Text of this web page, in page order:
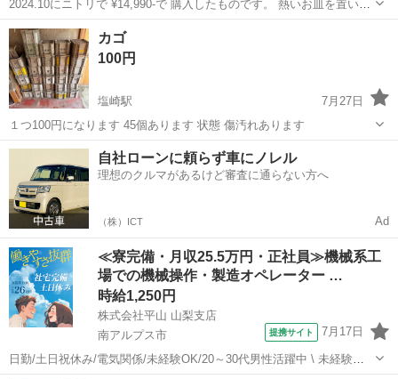
2024.10にニトリで ¥14,990-で 購入したものです。 熱いお皿を置いて
しまったため、光加減によっては お皿の底の跡が見えます。 気になる
方は テーブルクロスを敷いて使っても素敵です。
山梨 南アルプス市
カゴ
100円
塩崎駅
7月27日
１つ100円になります 45個あります 状態 傷汚れあります
山梨 南アルプス市 塩崎駅 収納家具
自社ローンに頼らず車にノレル
理想のクルマがあるけど審査に通らない方へ
（株）ICT Ad
≪寮完備・月収25.5万円・正社員≫機械系工
場での機械操作・製造オペレーター …
時給1,250円
株式会社平山 山梨支店
南アルプス市
提携サイト 7月17日
日勤/土日祝休み/電気関係/未経験OK/20～30代男性活躍中 \ 未経験か